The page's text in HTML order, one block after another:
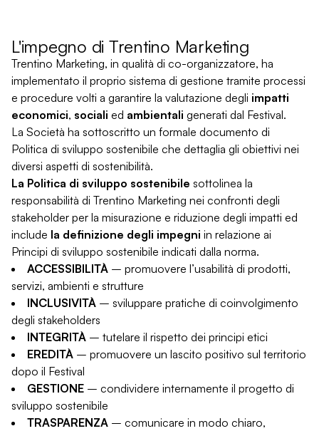
L'impegno di Trentino Marketing
Trentino Marketing, in qualità di co-organizzatore, ha
implementato il proprio sistema di gestione tramite processi
e procedure volti a garantire la valutazione degli impatti
economici, sociali ed ambientali generati dal Festival.
La Società ha sottoscritto un formale documento di
Politica di sviluppo sostenibile che dettaglia gli obiettivi nei
diversi aspetti di sostenibilità.
La Politica di sviluppo sostenibile sottolinea la
responsabilità di Trentino Marketing nei confronti degli
stakeholder per la misurazione e riduzione degli impatti ed
include la definizione degli impegni in relazione ai
Principi di sviluppo sostenibile indicati dalla norma.
ACCESSIBILITÀ – promuovere l’usabilità di prodotti,
servizi, ambienti e strutture
INCLUSIVITÀ – sviluppare pratiche di coinvolgimento
degli stakeholders
INTEGRITÀ – tutelare il rispetto dei principi etici
EREDITÀ – promuovere un lascito positivo sul territorio
dopo il Festival
GESTIONE – condividere internamente il progetto di
sviluppo sostenibile
TRASPARENZA – comunicare in modo chiaro,